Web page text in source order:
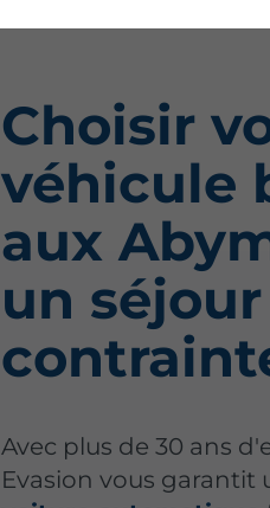
Choisir
véhicule
aux
un
Avec plus de 30 ans
Evasion vous garantit